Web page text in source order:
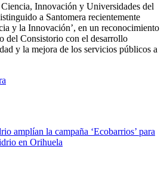
Innovación y Universidades del
a Santomera recientemente
y la Innovación’, en un reconocimiento
del Consistorio con el desarrollo
y la mejora de los servicios públicos a
amplían la campaña ‘Ecobarrios’ para
en Orihuela